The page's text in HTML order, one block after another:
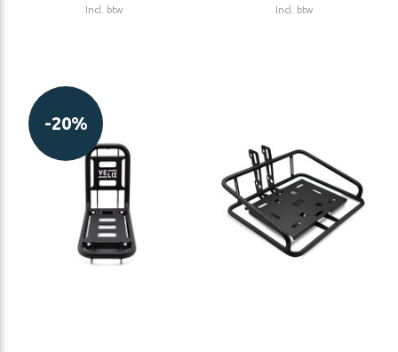
Incl. btw Incl. btw
-20%